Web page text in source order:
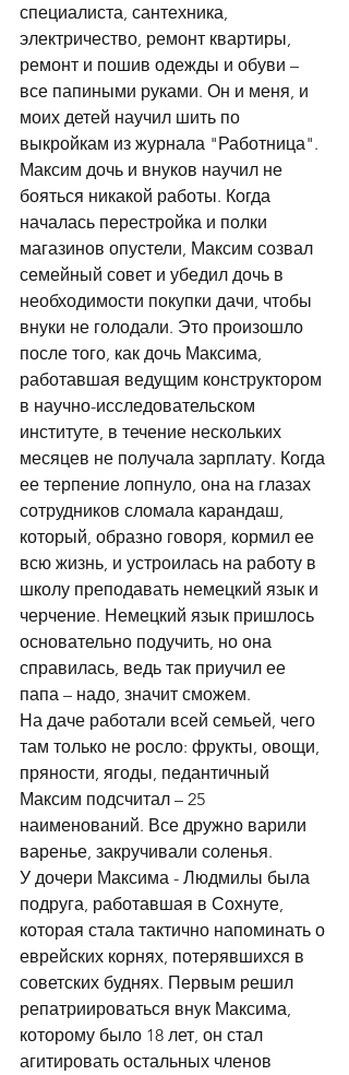
специалиста, сантехника,
электричество, ремонт квартиры,
ремонт и пошив одежды и обуви –
все папиными руками. Он и меня, и
моих детей научил шить по
выкройкам из журнала "Работница".
Максим дочь и внуков научил не
бояться никакой работы. Когда
началась перестройка и полки
магазинов опустели, Максим созвал
семейный совет и убедил дочь в
необходимости покупки дачи, чтобы
внуки не голодали. Это произошло
после того, как дочь Максима,
работавшая ведущим конструктором
в научно-исследовательском
институте, в течение нескольких
месяцев не получала зарплату. Когда
ее терпение лопнуло, она на глазах
сотрудников сломала карандаш,
который, образно говоря, кормил ее
всю жизнь, и устроилась на работу в
школу преподавать немецкий язык и
черчение. Немецкий язык пришлось
основательно подучить, но она
справилась, ведь так приучил ее
папа – надо, значит сможем.
На даче работали всей семьей, чего
там только не росло: фрукты, овощи,
пряности, ягоды, педантичный
Максим подсчитал – 25
наименований. Все дружно варили
варенье, закручивали соленья.
У дочери Максима - Людмилы была
подруга, работавшая в Сохнуте,
которая стала тактично напоминать о
еврейских корнях, потерявшихся в
советских буднях. Первым решил
репатриироваться внук Максима,
которому было 18 лет, он стал
агитировать остальных членов